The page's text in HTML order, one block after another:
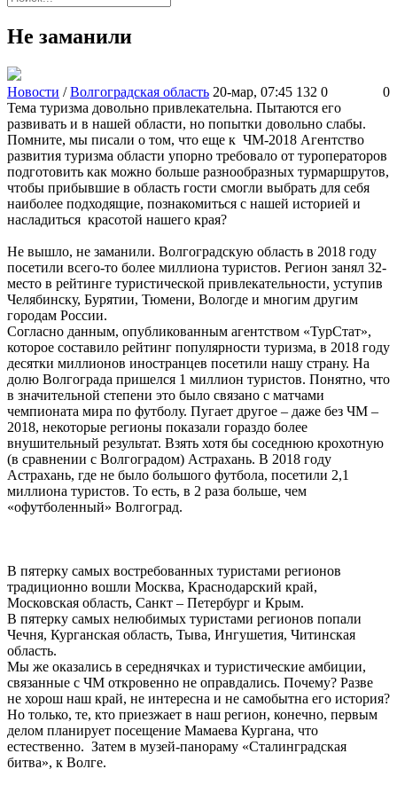
Не заманили
Новости /Волгоградская область 20-мар, 07:45 132 0
0
Тема туризма довольно привлекательна. Пытаются его
развивать и в нашей области, но попытки довольно слабы.
Помните, мы писали о том, что еще к ЧМ-2018 Агентство
развития туризма области упорно требовало от туроператоров
подготовить как можно больше разнообразных турмаршрутов,
чтобы прибывшие в область гости смогли выбрать для себя
наиболее подходящие, познакомиться с нашей историей и
насладиться красотой нашего края?
Не вышло, не заманили. Волгоградскую область в 2018 году
посетили всего-то более миллиона туристов. Регион занял 32-
место в рейтинге туристической привлекательности, уступив
Челябинску, Бурятии, Тюмени, Вологде и многим другим
городам России.
Согласно данным, опубликованным агентством «ТурСтат»,
которое составило рейтинг популярности туризма, в 2018 году
десятки миллионов иностранцев посетили нашу страну. На
долю Волгограда пришелся 1 миллион туристов. Понятно, что
в значительной степени это было связано с матчами
чемпионата мира по футболу. Пугает другое – даже без ЧМ –
2018, некоторые регионы показали гораздо более
внушительный результат. Взять хотя бы соседнюю крохотную
(в сравнении с Волгоградом) Астрахань. В 2018 году
Астрахань, где не было большого футбола, посетили 2,1
миллиона туристов. То есть, в 2 раза больше, чем
«офутболенный» Волгоград.
В пятерку самых востребованных туристами регионов
традиционно вошли Москва, Краснодарский край,
Московская область, Санкт – Петербург и Крым.
В пятерку самых нелюбимых туристами регионов попали
Чечня, Курганская область, Тыва, Ингушетия, Читинская
область.
Мы же оказались в середнячках и туристические амбиции,
связанные с ЧМ откровенно не оправдались. Почему? Разве
не хорош наш край, не интересна и не самобытна его история?
Но только, те, кто приезжает в наш регион, конечно, первым
делом планирует посещение Мамаева Кургана, что
естественно. Затем в музей-панораму «Сталинградская
битва», к Волге.